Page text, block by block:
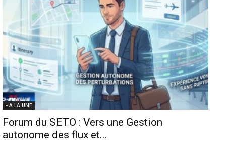
- A LA UNE
Forum du SETO : Vers une Gestion
autonome des flux et...